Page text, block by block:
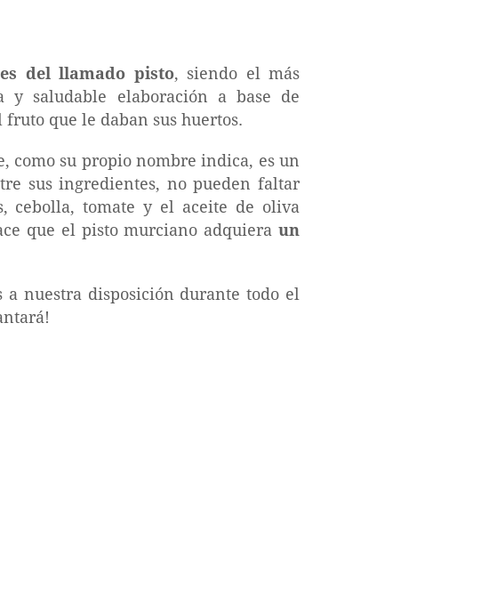
del llamado pisto, siendo el más
y saludable elaboración a base de
que le daban sus huertos.
como su propio nombre indica, es un
sus ingredientes, no pueden faltar
cebolla, tomate y el aceite de oliva
que el pisto murciano adquiera un
nuestra disposición durante todo el